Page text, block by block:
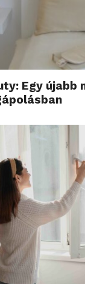
Egy újabb